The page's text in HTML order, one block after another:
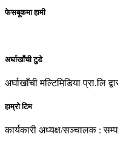
फेसबूकमा हामी
अर्घाखाँची टुडे
अर्घाखाँची मल्टिमिडिया प्रा.लि
हाम्रो टिम
कार्यकारी अध्यक्ष/सञ्चालक :